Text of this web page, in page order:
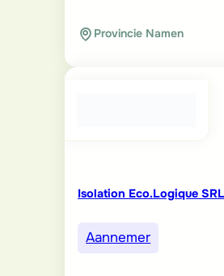
Provincie Namen
Isolation Eco.Logique SRL
Aannemer